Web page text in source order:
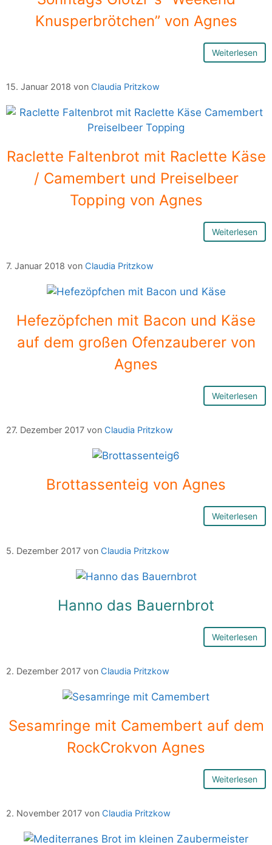
Knusperbrötchen” von Agnes
Weiterlesen
15. Januar 2018 von Claudia Pritzkow
Raclette Faltenbrot mit Raclette Käse
/ Camembert und Preiselbeer
Topping von Agnes
Weiterlesen
7. Januar 2018 von Claudia Pritzkow
Hefezöpfchen mit Bacon und Käse
auf dem großen Ofenzauberer von
Agnes
Weiterlesen
27. Dezember 2017 von Claudia Pritzkow
Brottassenteig von Agnes
Weiterlesen
5. Dezember 2017 von Claudia Pritzkow
Hanno das Bauernbrot
Weiterlesen
2. Dezember 2017 von Claudia Pritzkow
Sesamringe mit Camembert auf dem
RockCrokvon Agnes
Weiterlesen
2. November 2017 von Claudia Pritzkow